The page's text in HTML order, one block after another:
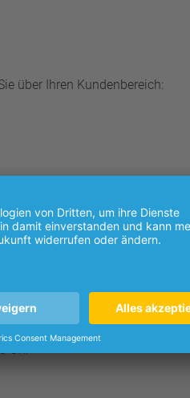
über Ihren Kundenbereich:
auf Ihren Anruf:
Uhr